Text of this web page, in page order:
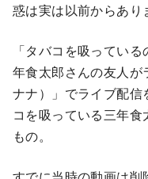
惑は実は以前からあり
「タバコを吸ってい
年食太郎さんの友人
ナナ）」でライブ配
コを吸っている三年
もの。